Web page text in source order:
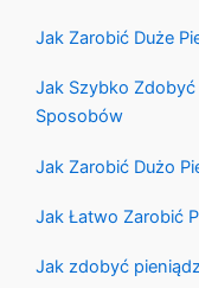
Jak Zarobić Duże
Jak Szybko Zdobyć
Sposobów
Jak Zarobić Dużo
Jak Łatwo Zarobić
Jak zdobyć